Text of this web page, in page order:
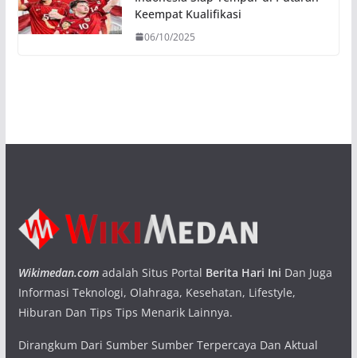
Keempat Kualifikasi
06/10/2025
Wikimedan.comadalah Situs Portal Berita Hari Ini Dan Juga
Informasi Teknologi, Olahraga, Kesehatan, Lifestyle,
Hiburan Dan Tips Tips Menarik Lainnya.
Dirangkum Dari Sumber Sumber Terpercaya Dan Aktual